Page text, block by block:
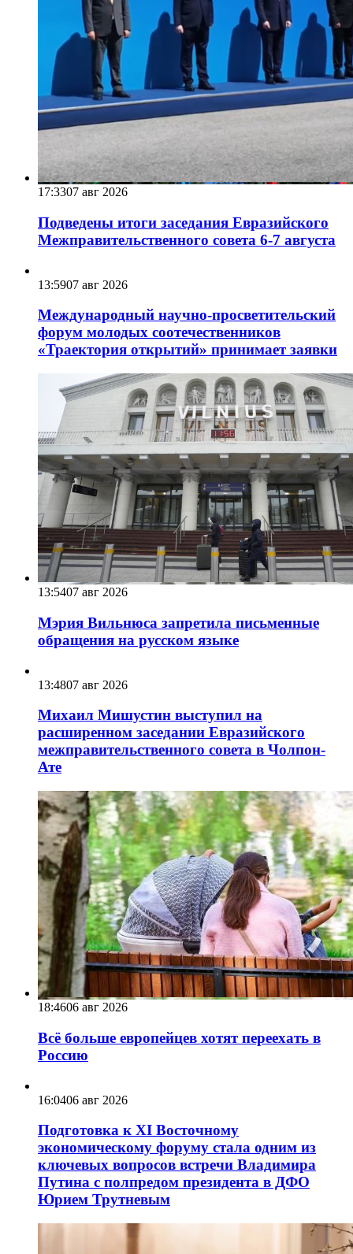
17:3307 авг 2026
Подведены итоги заседания Евразийского
Межправительственного совета 6-7 августа
13:5907 авг 2026
Международный научно-просветительский
форум молодых соотечественников
«Траектория открытий» принимает заявки
13:5407 авг 2026
Мэрия Вильнюса запретила письменные
обращения на русском языке
13:4807 авг 2026
Михаил Мишустин выступил на
расширенном заседании Евразийского
межправительственного совета в Чолпон-
Ате
18:4606 авг 2026
Всё больше европейцев хотят переехать в
Россию
16:0406 авг 2026
Подготовка к XI Восточному
экономическому форуму стала одним из
ключевых вопросов встречи Владимира
Путина с полпредом президента в ДФО
Юрием Трутневым